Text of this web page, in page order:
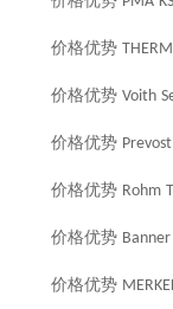
价格优势
价格优势 Voith
价格优势 Prevost
价格优势 Rohm
价格优势 Banner
价格优势